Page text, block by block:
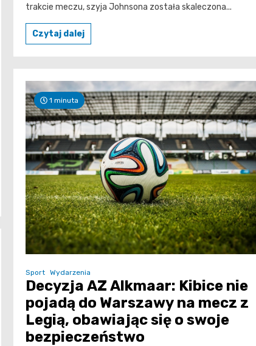
trakcie meczu, szyja Johnsona została skaleczona...
Czytaj dalej
1 minuta
Sport Wydarzenia
Decyzja AZ Alkmaar: Kibice nie
pojadą do Warszawy na mecz z
Legią, obawiając się o swoje
bezpieczeństwo